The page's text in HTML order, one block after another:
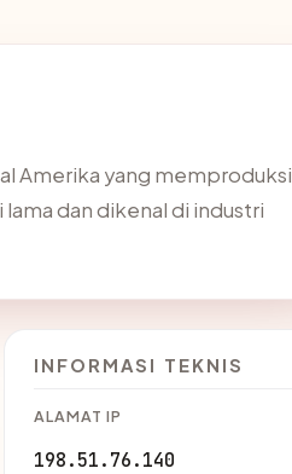
Amerika yang memproduksi
dan dikenal di industri
INFORMASI TEKNIS
ALAMAT IP
198.51.76.140